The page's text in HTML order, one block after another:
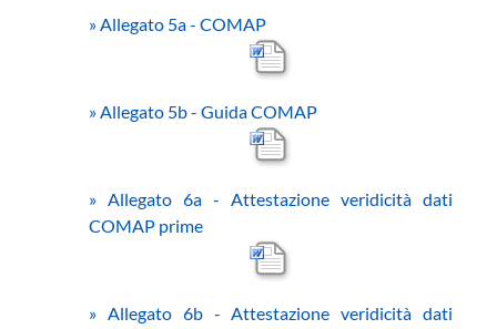
»Allegato 5a - COMAP
»Allegato 5b - Guida COMAP
» Allegato 6a - Attestazione veridicità dati
COMAP prime
» Allegato 6b - Attestazione veridicità dati